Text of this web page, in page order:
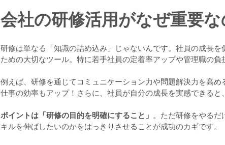
会社の研修活用がなぜ重要な
研修は単なる「知識の詰め込み」じゃないんです。社員の成長
ための大切なツール。特に若手社員の定着率アップや管理職の負
例えば、研修を通じてコミュニケーション力や問題解決力を高め
仕事の効率もアップ！さらに、社員が自分の成長を実感できると
ポイントは「研修の目的を明確にすること」 。ただ研修をやるだ
キルを伸ばしたいのかをはっきりさせることが成功のカギです。